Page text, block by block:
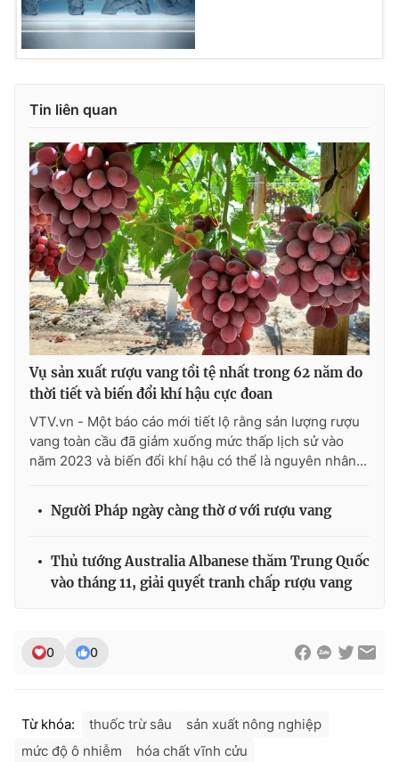
Tin liên quan
Vụ sản xuất rượu vang tồi tệ nhất trong 62 năm do
thời tiết và biến đổi khí hậu cực đoan
VTV.vn - Một báo cáo mới tiết lộ rằng sản lượng rượu
vang toàn cầu đã giảm xuống mức thấp lịch sử vào
năm 2023 và biến đổi khí hậu có thể là nguyên nhân...
Người Pháp ngày càng thờ ơ với rượu vang
Thủ tướng Australia Albanese thăm Trung Quốc
vào tháng 11, giải quyết tranh chấp rượu vang
0 0
Từ khóa: thuốc trừ sâu
sản xuất nông nghiệp
mức độ ô nhiễm
hóa chất vĩnh cửu